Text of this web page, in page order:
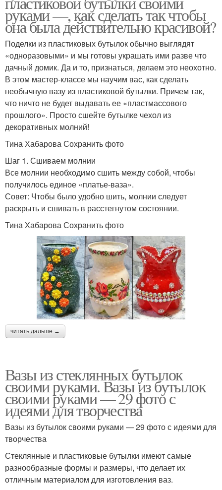
руками —, как сделать так чтобы
она была действительно красивой?
Поделки из пластиковых бутылок обычно выглядят
«одноразовыми» и мы готовы украшать ими разве что
дачный домик. Да и то, признаться, делаем это неохотно.
В этом мастер-классе мы научим вас, как сделать
необычную вазу из пластиковой бутылки. Причем так,
что ничто не будет выдавать ее «пластмассового
прошлого». Просто сшейте бутылке чехол из
декоративных молний!
Тина Хабарова Сохранить фото
Шаг 1. Сшиваем молнии
Все молнии необходимо сшить между собой, чтобы
получилось единое «платье-ваза».
Совет: Чтобы было удобно шить, молнии следует
раскрыть и сшивать в расстегнутом состоянии.
Тина Хабарова Сохранить фото
читать дальше →
Вазы из стеклянных бутылок
своими руками. Вазы из бутылок
своими руками — 29 фото с
идеями для творчества
Вазы из бутылок своими руками — 29 фото с идеями для
творчества
Стеклянные и пластиковые бутылки имеют самые
разнообразные формы и размеры, что делает их
отличным материалом для изготовления ваз.